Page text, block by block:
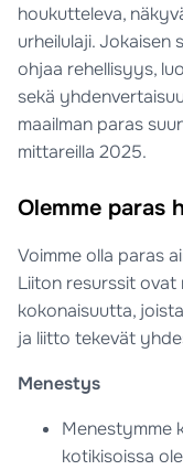
houkutteleva,
urheilulaji.Jokaisen
ohjaa rehellisyys,
sekä
maailman paras
mittareilla 2025.
Olemme paras
Voimme olla paras
Liiton resurssit ovat
kokonaisuutta,
ja liitto tekevät
Menestys
Menestymme
kotikisoissa